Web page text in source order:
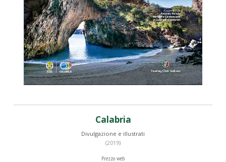
Calabria
Divulgazione e illustrati
(2019)
Prezzo web